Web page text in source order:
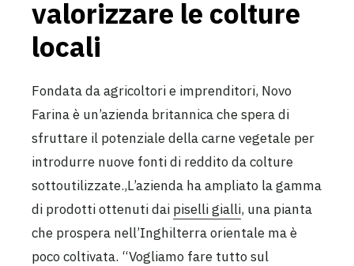
valorizzare le colture
locali
Fondata da agricoltori e imprenditori, Novo
Farina è un’azienda britannica che spera di
sfruttare il potenziale della carne vegetale per
introdurre nuove fonti di reddito da colture
sottoutilizzate.,L’azienda ha ampliato la gamma
di prodotti ottenuti dai piselli gialli, una pianta
che prospera nell’Inghilterra orientale ma è
poco coltivata. “Vogliamo fare tutto sul